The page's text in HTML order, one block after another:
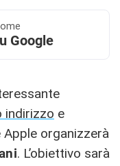
Google
indirizzo e
organizzerà
. L’obiettivo sarà